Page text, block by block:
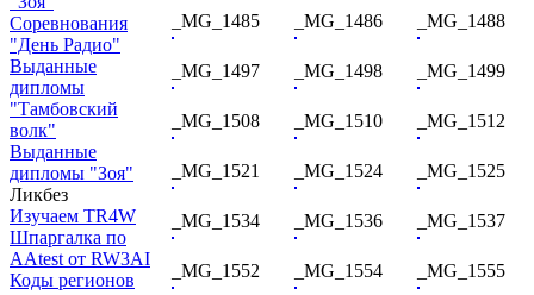
Соревнования
"День Радио"
Выданные
дипломы
"Тамбовский
волк"
Выданные
дипломы "Зоя"
Ликбез
Изучаем TR4W
Шпаргалка по
AAtest от RW3AI
Коды регионов
_MG_1485 _MG_1486 _MG_1488
_MG_1497 _MG_1498 _MG_1499
_MG_1508 _MG_1510 _MG_1512
_MG_1521 _MG_1524 _MG_1525
_MG_1534 _MG_1536 _MG_1537
_MG_1552 _MG_1554 _MG_1555